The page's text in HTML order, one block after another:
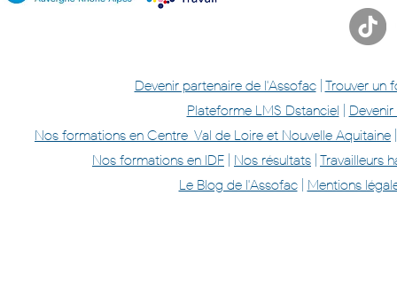
Devenir partenaire de l'Assofac Trouver un
Plateforme LMS Dstanciel
Nos formations en Centre-Val de Loire et Nouvelle Aquitaine
Nos formations en IDF
Nos résultats Travailleurs
Le Blog de l'Assofac
Mentions